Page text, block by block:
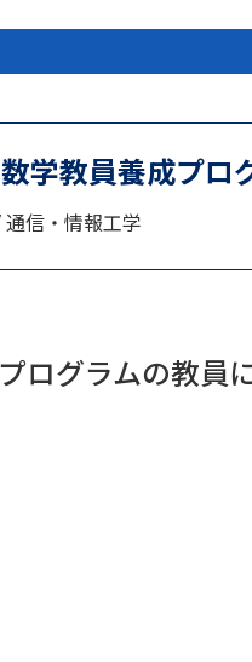
学教員養成プロ
信・情報工学
ログラムの教員